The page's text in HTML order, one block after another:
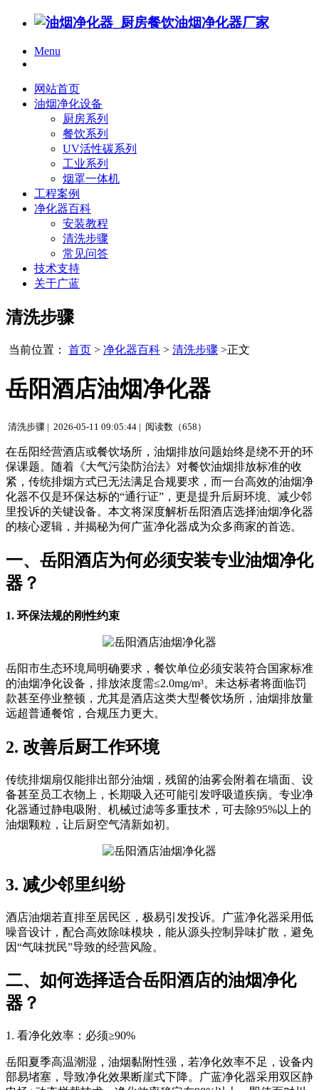
Menu
网站首页
油烟净化设备
厨房系列
餐饮系列
UV活性碳系列
工业系列
烟罩一体机
工程案例
净化器百科
安装教程
清洗步骤
常见问答
技术支持
关于广蓝
清洗步骤
当前位置： 首页 > 净化器百科 > 清洗步骤 >正文
岳阳酒店油烟净化器
清洗步骤 | 2026-05-11 09:05:44 | 阅读数（658）
在岳阳经营酒店或餐饮场所，油烟排放问题始终是绕不开的环
保课题。随着《大气污染防治法》对餐饮油烟排放标准的收
紧，传统排烟方式已无法满足合规要求，而一台高效的油烟净
化器不仅是环保达标的“通行证”，更是提升后厨环境、减少邻
里投诉的关键设备。本文将深度解析岳阳酒店选择油烟净化器
的核心逻辑，并揭秘为何广蓝净化器成为众多商家的首选。
一、岳阳酒店为何必须安装专业油烟净化
器？
1. 环保法规的刚性约束
岳阳市生态环境局明确要求，餐饮单位必须安装符合国家标准
的油烟净化设备，排放浓度需≤2.0mg/m³。未达标者将面临罚
款甚至停业整顿，尤其是酒店这类大型餐饮场所，油烟排放量
远超普通餐馆，合规压力更大。
2. 改善后厨工作环境
传统排烟扇仅能排出部分油烟，残留的油雾会附着在墙面、设
备甚至员工衣物上，长期吸入还可能引发呼吸道疾病。专业净
化器通过静电吸附、机械过滤等多重技术，可去除95%以上的
油烟颗粒，让后厨空气清新如初。
3. 减少邻里纠纷
酒店油烟若直排至居民区，极易引发投诉。广蓝净化器采用低
噪音设计，配合高效除味模块，能从源头控制异味扩散，避免
因“气味扰民”导致的经营风险。
二、如何选择适合岳阳酒店的油烟净化
器？
1. 看净化效率：必须≥90%
岳阳夏季高温潮湿，油烟黏附性强，若净化效率不足，设备内
部易堵塞，导致净化效果断崖式下降。广蓝净化器采用双区静